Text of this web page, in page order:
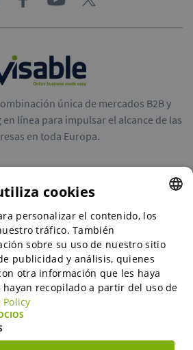
única de mercados B2B y
línea para impulsar el alcance de las
en toda Europa.
en línea
ENGLISH
ENGLISH
GERMAN
SPANISH
cookies
personalizar el contenido, los
tráfico. También
sobre su uso de nuestro sitio
publicidad y análisis, quienes
otra información que les haya
recopilado a partir del uso de
Policy